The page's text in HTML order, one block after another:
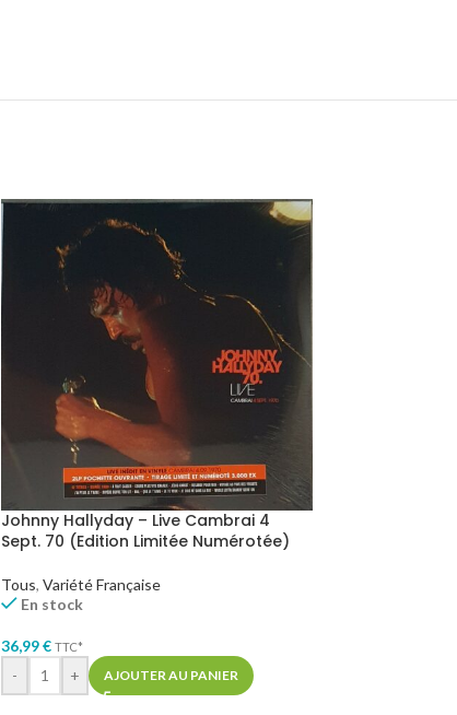
Johnny Hallyday – Live Cambrai 4
Sept. 70 (Edition Limitée Numérotée)
Tous, Variété Française
En stock
36,99€ TTC*
- + AJOUTER AU PANIER